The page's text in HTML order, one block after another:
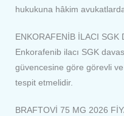
hukukuna hâkim
ENKORAFENİB İLACI SGK
Enkorafenib ilacı SGK
güvencesine göre görevli
tespit etmelidir.
BRAFTOVİ 75 MG 2026